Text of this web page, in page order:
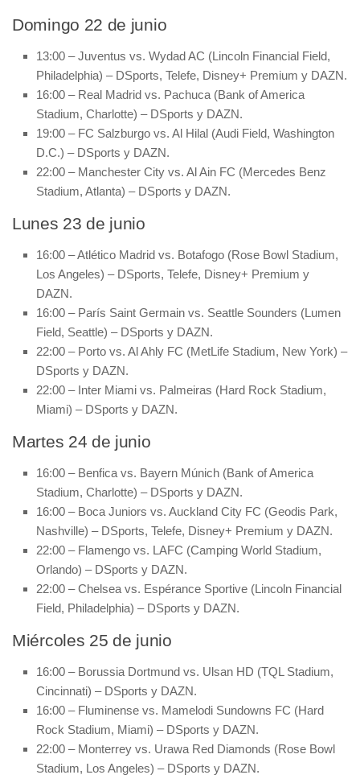
Domingo 22 de junio
13:00 – Juventus vs. Wydad AC (Lincoln Financial Field,
Philadelphia) – DSports, Telefe, Disney+ Premium y DAZN.
16:00 – Real Madrid vs. Pachuca (Bank of America
Stadium, Charlotte) – DSports y DAZN.
19:00 – FC Salzburgo vs. Al Hilal (Audi Field, Washington
D.C.) – DSports y DAZN.
22:00 – Manchester City vs. Al Ain FC (Mercedes Benz
Stadium, Atlanta) – DSports y DAZN.
Lunes 23 de junio
16:00 – Atlético Madrid vs. Botafogo (Rose Bowl Stadium,
Los Angeles) – DSports, Telefe, Disney+ Premium y
DAZN.
16:00 – París Saint Germain vs. Seattle Sounders (Lumen
Field, Seattle) – DSports y DAZN.
22:00 – Porto vs. Al Ahly FC (MetLife Stadium, New York) –
DSports y DAZN.
22:00 – Inter Miami vs. Palmeiras (Hard Rock Stadium,
Miami) – DSports y DAZN.
Martes 24 de junio
16:00 – Benfica vs. Bayern Múnich (Bank of America
Stadium, Charlotte) – DSports y DAZN.
16:00 – Boca Juniors vs. Auckland City FC (Geodis Park,
Nashville) – DSports, Telefe, Disney+ Premium y DAZN.
22:00 – Flamengo vs. LAFC (Camping World Stadium,
Orlando) – DSports y DAZN.
22:00 – Chelsea vs. Espérance Sportive (Lincoln Financial
Field, Philadelphia) – DSports y DAZN.
Miércoles 25 de junio
16:00 – Borussia Dortmund vs. Ulsan HD (TQL Stadium,
Cincinnati) – DSports y DAZN.
16:00 – Fluminense vs. Mamelodi Sundowns FC (Hard
Rock Stadium, Miami) – DSports y DAZN.
22:00 – Monterrey vs. Urawa Red Diamonds (Rose Bowl
Stadium, Los Angeles) – DSports y DAZN.